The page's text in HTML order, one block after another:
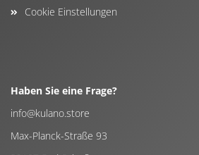
Cookie Einstellungen
Haben Sie eine Frage?
info@kulano.store
Max-Planck-Straße 93